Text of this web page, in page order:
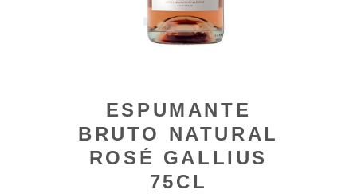
ESPUMANTE
BRUTO NATURAL
ROSÉ GALLIUS
75CL